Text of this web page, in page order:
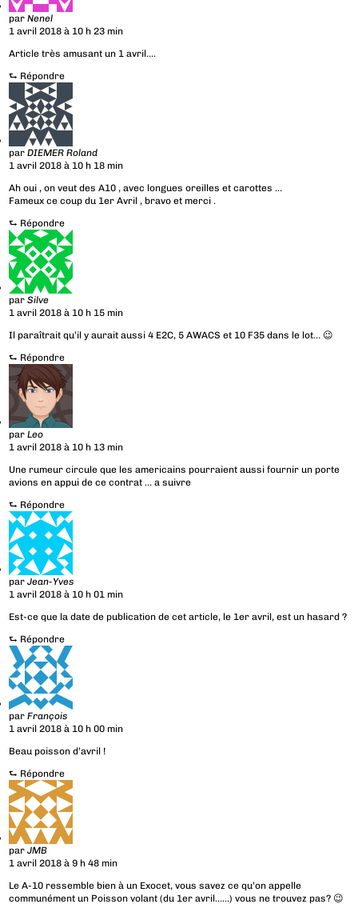
parNenel
1 avril 2018 à 10 h 23 min
Article très amusant un 1 avril….
⮑ Répondre
parDIEMER Roland
1 avril 2018 à 10 h 18 min
Ah oui , on veut des A10 , avec longues oreilles et carottes …
Fameux ce coup du 1er Avril , bravo et merci .
⮑ Répondre
parSilve
1 avril 2018 à 10 h 15 min
Il paraîtrait qu’il y aurait aussi 4 E2C, 5 AWACS et 10 F35 dans le lot… 😉
⮑ Répondre
parLeo
1 avril 2018 à 10 h 13 min
Une rumeur circule que les americains pourraient aussi fournir un porte
avions en appui de ce contrat … a suivre
⮑ Répondre
parJean-Yves
1 avril 2018 à 10 h 01 min
Est-ce que la date de publication de cet article, le 1er avril, est un hasard ?
⮑ Répondre
parFrançois
1 avril 2018 à 10 h 00 min
Beau poisson d’avril !
⮑ Répondre
parJMB
1 avril 2018 à 9 h 48 min
Le A-10 ressemble bien à un Exocet, vous savez ce qu’on appelle
communément un Poisson volant (du 1er avril……) vous ne trouvez pas? 😉